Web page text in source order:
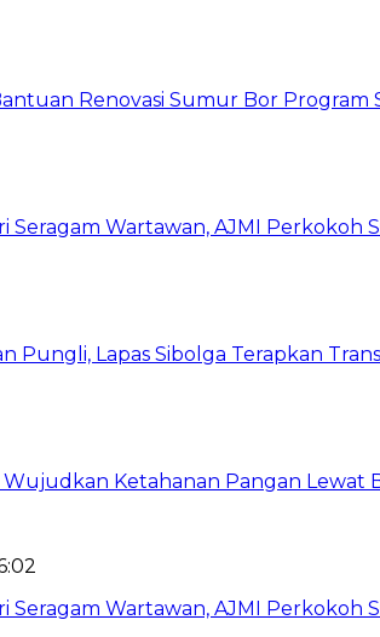
Renovasi Sumur Bor
Seragam Wartawan, AJMI
Pungli, Lapas Sibolga Terapkan
Wujudkan Ketahanan Pangan Lewat
Seragam Wartawan, AJMI